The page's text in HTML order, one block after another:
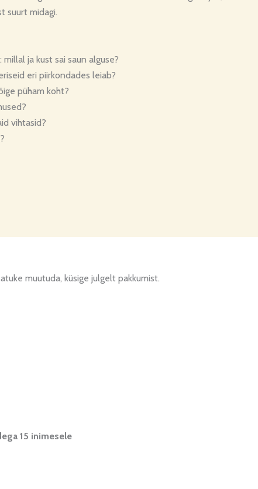
suurt midagi.
ja kust sai saun alguse?
eri piirkondades leiab?
püham koht?
vihtasid?
muutuda, küsige julgelt pakkumist.
15 inimesele